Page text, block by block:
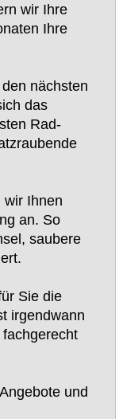
wir Ihre
Ihre
nächsten
das
Rad-
wir Ihnen
an. So
saubere
Sie die
irgendwann
und